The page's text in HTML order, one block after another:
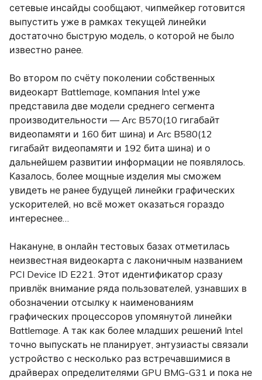
сетевые инсайды сообщают, чипмейкер готовится
выпустить уже в рамках текущей линейки
достаточно быструю модель, о которой не было
известно ранее.
Во втором по счёту поколении собственных
видеокарт Battlemage, компания Intel уже
представила две модели среднего сегмента
производительности — Arc B570(10 гигабайт
видеопамяти и 160 бит шина) и Arc B580(12
гигабайт видеопамяти и 192 бита шина) и о
дальнейшем развитии информации не появлялось.
Казалось, более мощные изделия мы сможем
увидеть не ранее будущей линейки графических
ускорителей, но всё может оказаться гораздо
интереснее…
Накануне, в онлайн тестовых базах отметилась
неизвестная видеокарта с лаконичным названием
PCI Device ID E221. Этот идентификатор сразу
привлёк внимание ряда пользователей, узнавших в
обозначении отсылку к наименованиям
графических процессоров упомянутой линейки
Battlemage. А так как более младших решений Intel
точно выпускать не планирует, энтузиасты связали
устройство с несколько раз встречавшимися в
драйверах определителями GPU BMG-G31 и пока не